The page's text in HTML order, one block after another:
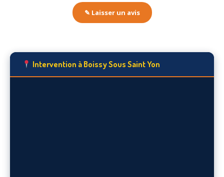
✎ Laisser un avis
Intervention à Boissy Sous Saint Yon